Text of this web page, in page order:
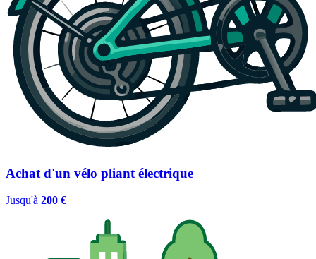
Achat d'un vélo pliant électrique
Jusqu'à 200 €